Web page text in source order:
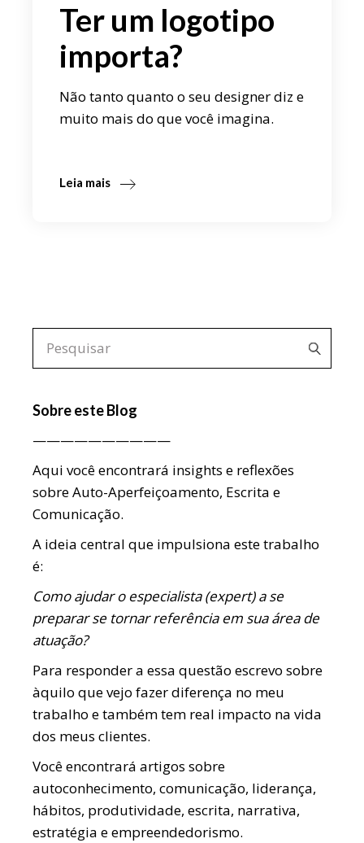
Ter um logotipo
importa?
Não tanto quanto o seu designer diz e
muito mais do que você imagina.
Leia mais
Pesquisar
por:
Sobre este Blog
——————————
Aqui você encontrará insights e reflexões
sobre Auto-Aperfeiçoamento, Escrita e
Comunicação.
A ideia central que impulsiona este trabalho
é:
Como ajudar o especialista (expert) a se
preparar se tornar referência em sua área de
atuação?
Para responder a essa questão escrevo sobre
àquilo que vejo fazer diferença no meu
trabalho e também tem real impacto na vida
dos meus clientes.
Você encontrará artigos sobre
autoconhecimento, comunicação, liderança,
hábitos, produtividade, escrita, narrativa,
estratégia e empreendedorismo.